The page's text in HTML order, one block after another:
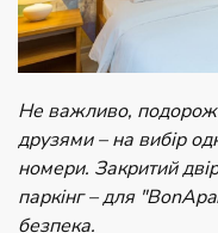
Не важливо,
друзями – на вибір
номери. Закритий
паркінг – для
безпека.